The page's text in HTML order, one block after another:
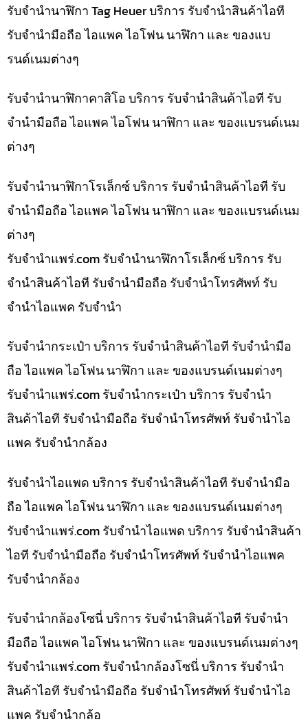
รับจำนำนาฬิกา Tag Heuer บริการ รับจำนำสินค้าไอที
รับจำนำมือถือ ไอแพค ไอโฟน นาฬิกา และ ของแบ
รนด์เนมต่างๆ
รับจำนำนาฬิกาคาสิโอ บริการ รับจำนำสินค้าไอที รับ
จำนำมือถือ ไอแพค ไอโฟน นาฬิกา และ ของแบรนด์เนม
ต่างๆ
รับจำนำนาฬิกาโรเล็กซ์ บริการ รับจำนำสินค้าไอที รับ
จำนำมือถือ ไอแพค ไอโฟน นาฬิกา และ ของแบรนด์เนม
ต่างๆ
รับจํานําแพร่.com รับจำนำนาฬิกาโรเล็กซ์ บริการ รับ
จำนำสินค้าไอที รับจำนำมือถือ รับจำนำโทรศัพท์ รับ
จำนำไอแพค รับจำนำ
รับจำนำกระเป๋า บริการ รับจำนำสินค้าไอที รับจำนำมือ
ถือ ไอแพค ไอโฟน นาฬิกา และ ของแบรนด์เนมต่างๆ
รับจํานําแพร่.com รับจำนำกระเป๋า บริการ รับจำนำ
สินค้าไอที รับจำนำมือถือ รับจำนำโทรศัพท์ รับจำนำไอ
แพค รับจำนำกล้อง
รับจำนำไอแพด บริการ รับจำนำสินค้าไอที รับจำนำมือ
ถือ ไอแพค ไอโฟน นาฬิกา และ ของแบรนด์เนมต่างๆ
รับจํานําแพร่.com รับจำนำไอแพด บริการ รับจำนำสินค้า
ไอที รับจำนำมือถือ รับจำนำโทรศัพท์ รับจำนำไอแพค
รับจำนำกล้อง
รับจำนำกล้องโซนี่ บริการ รับจำนำสินค้าไอที รับจำนำ
มือถือ ไอแพค ไอโฟน นาฬิกา และ ของแบรนด์เนมต่างๆ
รับจํานําแพร่.com รับจำนำกล้องโซนี่ บริการ รับจำนำ
สินค้าไอที รับจำนำมือถือ รับจำนำโทรศัพท์ รับจำนำไอ
แพค รับจำนำกล้อ